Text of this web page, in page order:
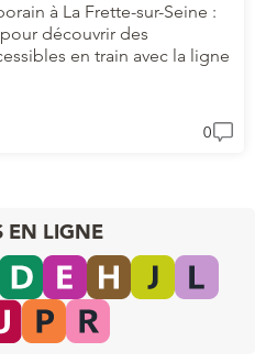
à La Frette-sur-Seine :
découvrir des
en train avec la ligne
0
EN LIGNE